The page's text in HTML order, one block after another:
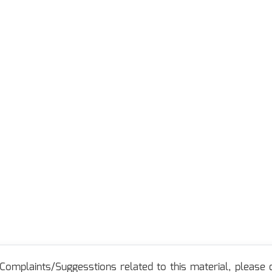
Suggesstions related to this material, please